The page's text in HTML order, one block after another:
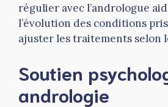
régulier avec l’andrologue
l’évolution des conditions
ajuster les traitements selon
Soutien
andrologie